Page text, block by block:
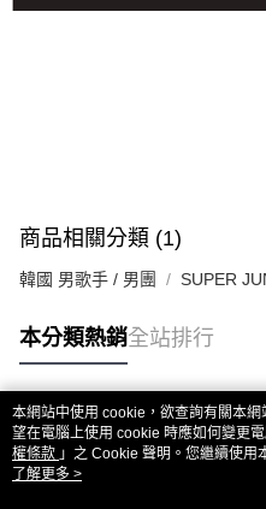
商品相關分類 (1)
韓國 男歌手 / 男團 SUPER
本分類熱銷全站排行
熱門標籤
本網站中使用 cookie，欲查詢有關本
望在電腦上使用 cookie 時應如何變更
權條款 」之 Cookie 聲明。您繼續使用
用條款之 Cookie 聲明使用 cookie。
了解更多 >